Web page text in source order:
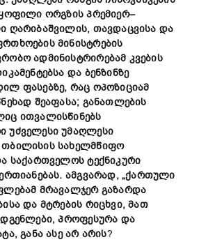
ორგზის პრემიერ–
ღარიბაშვილის, თავდაცვისა და
მინისტრების
ადმინისტრირებამ კვების
და ბენზინზე
ფასებზე, რაც ოპოზიციამ
შეაფასა; განათლების
ითვალისწინებს
უძველესი უმაღლესი
თბილისის სახელმწიფო
საქართველოს ტექნიკური
. ამგვარად, „ქართული
მრავალჯერ გაზარდა
და მტრების რიცხვი,მათ
,პროფესურა და
,განა ასე არ არის?